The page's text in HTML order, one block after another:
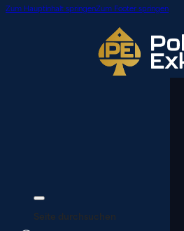
Zum Hauptinhalt springenZum Footer springen
Seite durchsuchen